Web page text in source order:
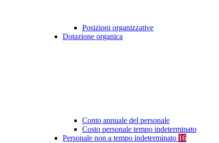
Posizioni organizzative
Dotazione organica
Conto annuale del personale
Costo personale tempo indeterminato
Personale non a tempo indeterminato 16